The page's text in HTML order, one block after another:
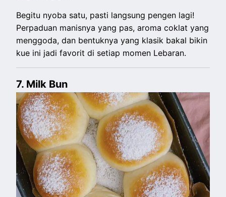
Begitu nyoba satu, pasti langsung pengen lagi!
Perpaduan manisnya yang pas, aroma coklat yang
menggoda, dan bentuknya yang klasik bakal bikin
kue ini jadi favorit di setiap momen Lebaran.
7. Milk Bun